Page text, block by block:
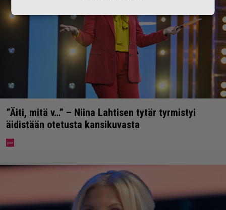
”Äiti, mitä v…” – Niina Lahtisen tytär tyrmistyi
äidistään otetusta kansikuvasta